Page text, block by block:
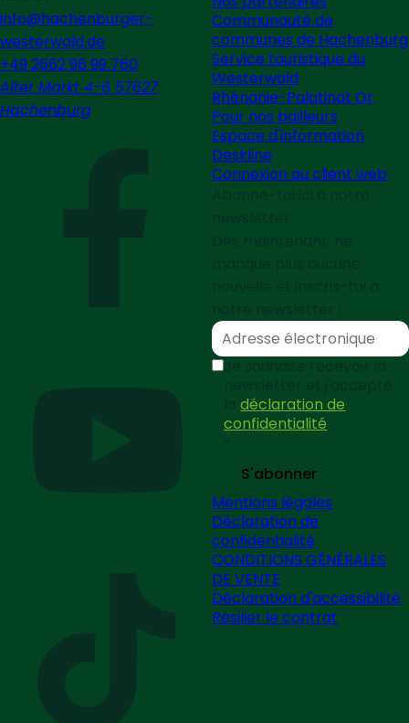
info@hachenburger-
westerwald.de
+49 2662 96 99 760
Alter Markt 4-6 57627
Hachenburg
Communauté de
communes de Hachenburg
Service touristique du
Westerwald
Rhénanie-Palatinat Or
Pour nos bailleurs
Espace d'information
Deskline
Connexion au client web
ladéclaration de
confidentialité
S'abonner
Mentions légales
Déclaration de
confidentialité
CONDITIONS GÉNÉRALES
DE VENTE
Déclaration d'accessibilité
Résilier le contrat